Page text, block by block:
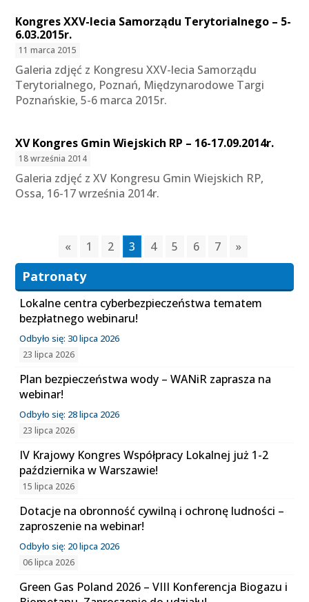
Kongres XXV-lecia Samorządu Terytorialnego – 5-
6.03.2015r.
11 marca 2015
Galeria zdjęć z Kongresu XXV-lecia Samorządu
Terytorialnego, Poznań, Międzynarodowe Targi
Poznańskie, 5-6 marca 2015r.
XV Kongres Gmin Wiejskich RP – 16-17.09.2014r.
18 września 2014
Galeria zdjęć z XV Kongresu Gmin Wiejskich RP,
Ossa, 16-17 września 2014r.
« 1 2 3 4 5 6 7 »
Patronaty
Lokalne centra cyberbezpieczeństwa tematem
bezpłatnego webinaru!
Odbyło się: 30 lipca 2026
23 lipca 2026
Plan bezpieczeństwa wody – WANiR zaprasza na
webinar!
Odbyło się: 28 lipca 2026
23 lipca 2026
IV Krajowy Kongres Współpracy Lokalnej już 1-2
października w Warszawie!
15 lipca 2026
Dotacje na obronność cywilną i ochronę ludności –
zaproszenie na webinar!
Odbyło się: 20 lipca 2026
06 lipca 2026
Green Gas Poland 2026 – VIII Konferencja Biogazu i